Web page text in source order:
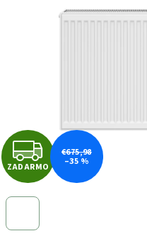
z
5
Z
A
ZADARMO
€675,98
–35 %